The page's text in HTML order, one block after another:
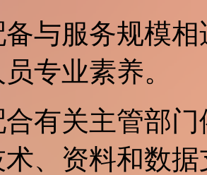
备与服务规模
专业素养。
合有关主管部
、资料和数